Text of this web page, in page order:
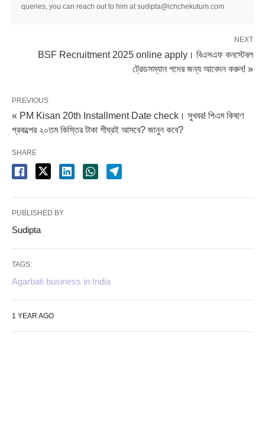
queries, you can reach out to him at sudipta@ichchekutum.com
NEXT
BSF Recruitment 2025 online apply। বিএসএফ কনস্টেবল
ট্রেডসম্যান পদের জন্য আবেদন করুন! »
PREVIOUS
« PM Kisan 20th Installment Date check। সুখবর! পিএম কিষাণ
প্রকল্পের ২০তম কিস্তির টাকা শীঘ্রই আসবে? জানুন কবে?
SHARE
PUBLISHED BY
Sudipta
TAGS:
Agarbati business in India
1 YEAR AGO